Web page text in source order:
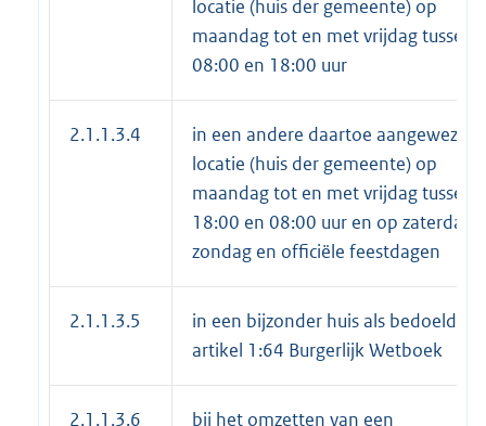
locatie (huis der gemeente) op
maandag tot en met vrijdag tussen
08:00 en 18:00 uur
2.1.1.3.4
in een andere daartoe aangewezen
locatie (huis der gemeente) op
maandag tot en met vrijdag tussen
18:00 en 08:00 uur en op zaterdag,
zondag en officiële feestdagen
2.1.1.3.5
in een bijzonder huis als bedoeld in
artikel 1:64 Burgerlijk Wetboek
2.1.1.3.6 bij het omzetten van een